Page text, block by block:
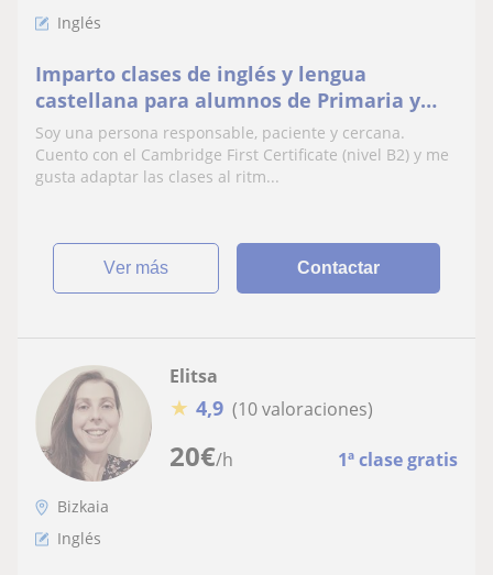
Inglés
Imparto clases de inglés y lengua
castellana para alumnos de Primaria y
ESO, adaptando el contenido a las
necesidades de cada alumno
Soy una persona responsable, paciente y cercana.
Cuento con el Cambridge First Certificate (nivel B2) y me
gusta adaptar las clases al ritm...
ver más Contactar
20€/h 1ª clase gratis
Elitsa
★ 4,9 (10 valoraciones)
Bizkaia
Inglés